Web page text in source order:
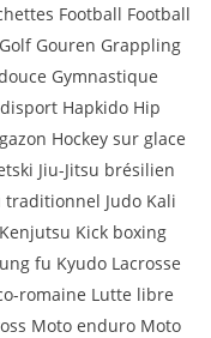
Football Football
Gouren Grappling
Gymnastique
Hapkido Hip
Hockey sur glace
Jiu-Jitsu brésilien
traditionnel Judo Kali
Kick boxing
fu Kyudo Lacrosse
romaine Lutte libre
Moto enduro Moto